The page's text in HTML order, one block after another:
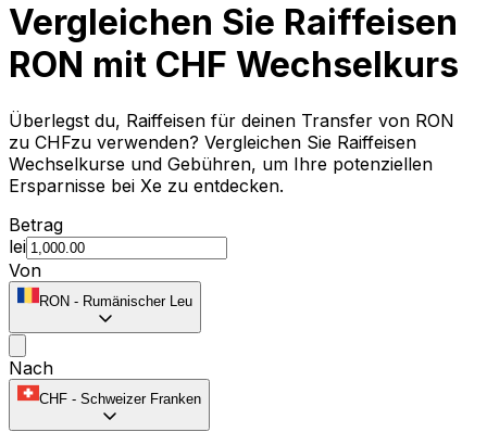
Vergleichen Sie Raiffeisen
RON mit CHF Wechselkurs
Überlegst du, Raiffeisen für deinen Transfer von RON
zu CHFzu verwenden? Vergleichen Sie Raiffeisen
Wechselkurse und Gebühren, um Ihre potenziellen
Ersparnisse bei Xe zu entdecken.
Betrag
lei
Von
RON - Rumänischer Leu
Nach
CHF - Schweizer Franken